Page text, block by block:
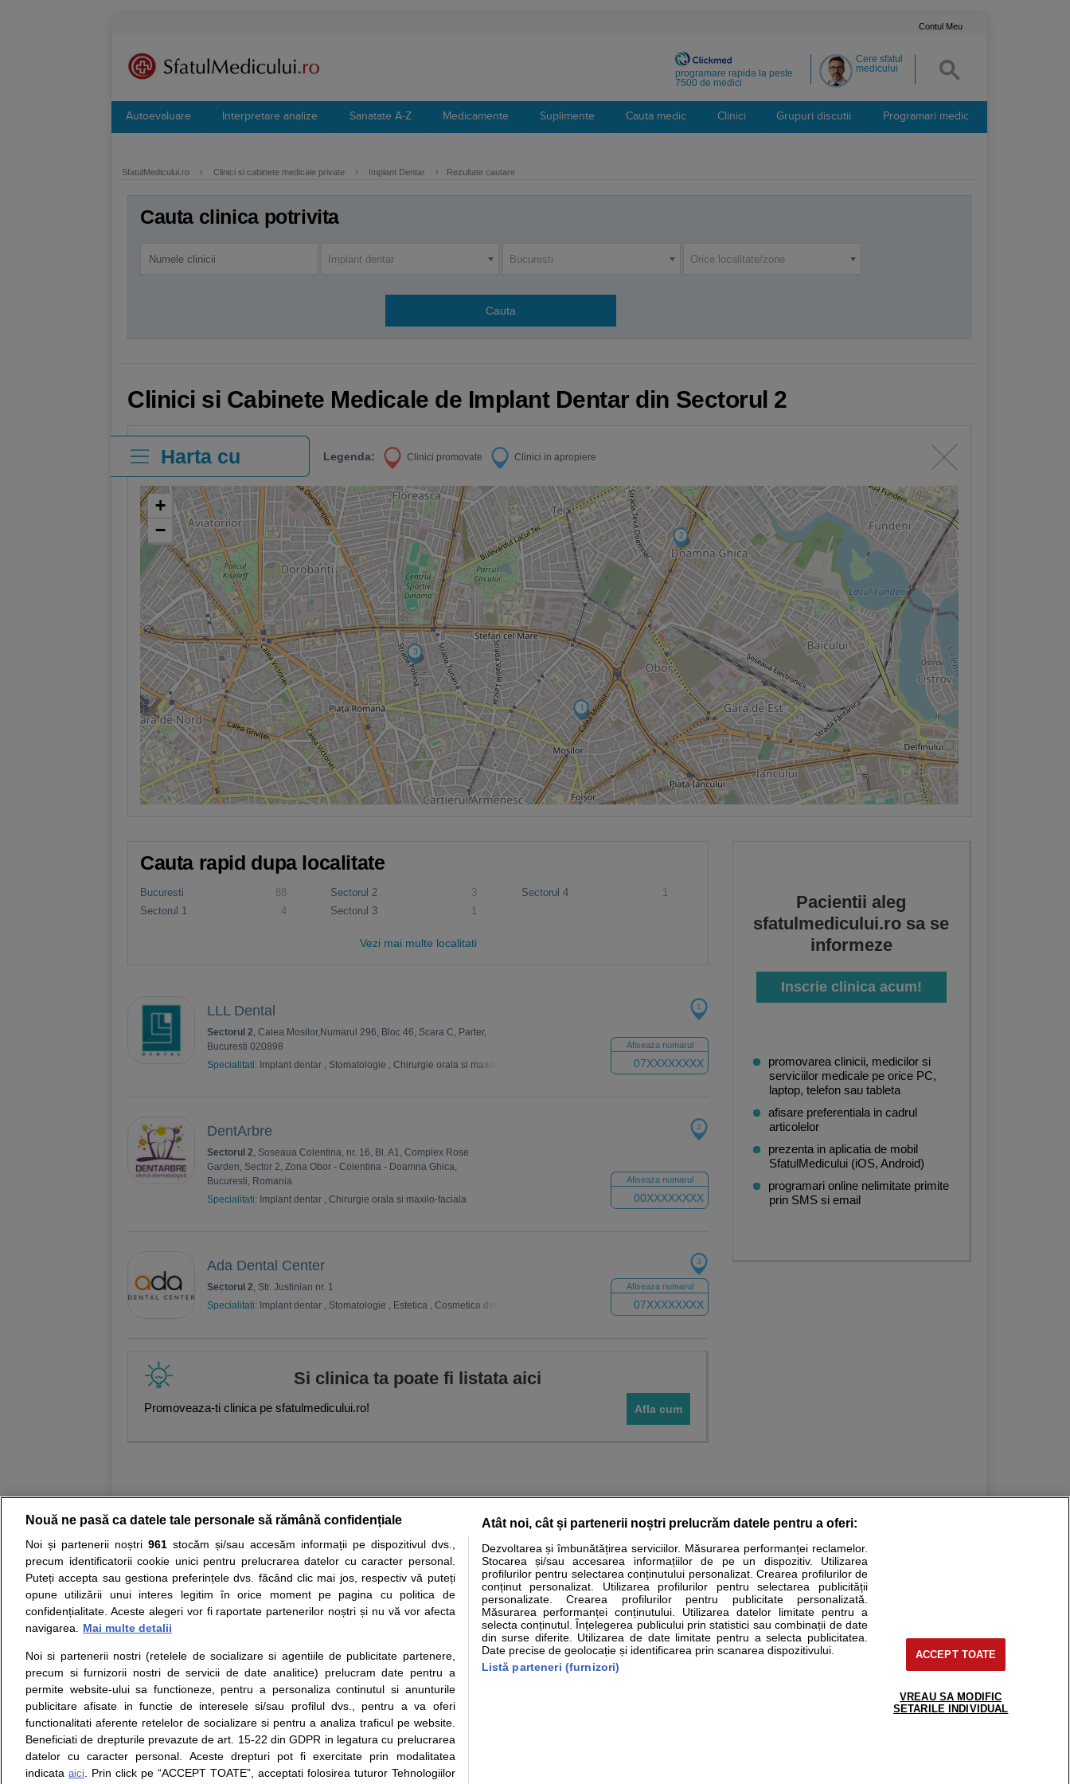
Contul Meu
Cere sfatul
medicului
programare rapida la peste
7500 de medici
Autoevaluare Interpretare analize Sanatate A-Z Medicamente Suplimente Cauta medic Clinici Grupuri discutii Programari medic
SfatulMedicului.ro › Clinici si cabinete medicale private › Implant Dentar › Rezultate cautare
Cauta clinica potrivita
Implant dentar Bucuresti Orice localitate/zone
Clinici si Cabinete Medicale de Implant Dentar din Sectorul 2
Harta cu
clinici
Legenda: Clinici promovate Clinici in apropiere
1
2
3
+
−
Cauta rapid dupa localitate
Bucuresti
88
Sectorul 1
4
Sectorul 2
3
Sectorul 3
1
Sectorul 4 1
Vezi mai multe localitati
LLL Dental
Sectorul 2, Calea Mosilor,Numarul 296, Bloc 46, Scara C, Parter,
Bucuresti 020898
Specialitati: Implant dentar , Stomatologie , Chirurgie orala si maxilo-faciala ,Ortodontie
Afiseaza numarul
07XXXXXXXX
1
DentArbre
Sectorul 2, Soseaua Colentina, nr. 16, Bl. A1, Complex Rose
Garden, Sector 2, Zona Obor - Colentina - Doamna Ghica,
Bucuresti, Romania
Specialitati: Implant dentar , Chirurgie orala si maxilo-faciala
Afiseaza numarul
00XXXXXXXX
2
Ada Dental Center
Sectorul 2, Str. Justinian nr. 1
Specialitati: Implant dentar , Stomatologie , Estetica , Cosmetica dentara Ortodontie
Afiseaza numarul
07XXXXXXXX
3
Si clinica ta poate fi listata aici
Promoveaza-ti clinica pe sfatulmedicului.ro! Afla cum
Pacientii aleg
sfatulmedicului.ro sa se
informeze
Inscrie clinica acum!
promovarea clinicii, medicilor si
serviciilor medicale pe orice PC,
laptop, telefon sau tableta
afisare preferentiala in cadrul
articolelor
prezenta in aplicatia de mobil
SfatulMedicului (iOS, Android)
programari online nelimitate primite
prin SMS si email
Resurse: Autoevaluare simptome Interpretare analize Specialitati medicale Boli si afectiuni Calculatoare Stiri medicale
Opiniile avizate ale medicilor, sfaturile si orice alte informatii despre sanatate disponibile pe sfatulmedicului.ro au scop informativ si educational. Ele nu pot substitui consultul medical direct si
nici diagnosticul stabilit in urma investigatiilor si analizelor medicale. Va sfatuim, ca pe langa informatia primita pe sfatulmedicului.ro sa consultati fie medicul Dvs., fie unul dintre medicii pe care
ii punem la dispozitie pentru programare in sistemul de programari la medic Clickmed.
Despre noi
Despre noi
Contact
Intrebari frecvente
Consultanti
medicali
Legal
Termeni si conditii
Politica de
confidentialitate
Politica de cookie
Modifica Setarile Cookie
Drepturile consumatorului
Protectia consumatorilor - ANPC
Solutionarea Alternativa a
Litigiilor
Info consumator: 0800.080.999
Formulare europene - CNAS
Ministerul Sanatatii - ANMDM
Parteneri
support@sfatulmedicului.ro
Nouă ne pasă ca datele tale personale să rămână confidențiale
Noi și partenerii noștri 961stocăm și/sau accesăm informații pe dispozitivul dvs.,
precum identificatorii cookie unici pentru prelucrarea datelor cu caracter personal.
Puteți accepta sau gestiona preferințele dvs. făcând clic mai jos, respectiv vă puteți
opune utilizării unui interes legitim în orice moment pe pagina cu politica de
confidențialitate. Aceste alegeri vor fi raportate partenerilor noștri și nu vă vor afecta
navigarea.
Mai multe detalii
Noi si partenerii nostri (retelele de socializare si agentiile de publicitate partenere,
precum si furnizorii nostri de servicii de date analitice) prelucram date pentru a
permite website-ului sa functioneze, pentru a personaliza continutul si anunturile
publicitare afisate in functie de interesele si/sau profilul dvs., pentru a va oferi
functionalitati aferente retelelor de socializare si pentru a analiza traficul pe website.
Beneficiati de drepturile prevazute de art. 15-22 din GDPR in legatura cu prelucrarea
datelor cu caracter personal. Aceste drepturi pot fi exercitate prin modalitatea
indicata aici. Prin click pe “ACCEPT TOATE”, acceptati folosirea tuturor Tehnologiilor
Atât noi, cât și partenerii noștri prelucrăm datele pentru a oferi:
Dezvoltarea și îmbunătățirea serviciilor. Măsurarea performanței reclamelor.
Stocarea și/sau accesarea informațiilor de pe un dispozitiv. Utilizarea
profilurilor pentru selectarea conținutului personalizat. Crearea profilurilor de
conținut personalizat. Utilizarea profilurilor pentru selectarea publicității
personalizate. Crearea profilurilor pentru publicitate personalizată.
Măsurarea performanței conținutului. Utilizarea datelor limitate pentru a
selecta conținutul. Înțelegerea publicului prin statistici sau combinații de date
din surse diferite. Utilizarea de date limitate pentru a selecta publicitatea.
Date precise de geolocație și identificarea prin scanarea dispozitivului.
Listă parteneri (furnizori)
ACCEPT TOATE
VREAU SA MODIFIC
SETARILE INDIVIDUAL